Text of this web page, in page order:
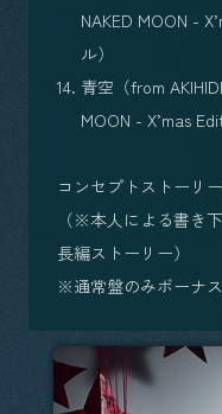
NAKED MOON -
ル）
青空（from
MOON - X’mas
コンセプトストーリ
（※本人による書き
長編ストーリー）
※通常盤のみボーナ